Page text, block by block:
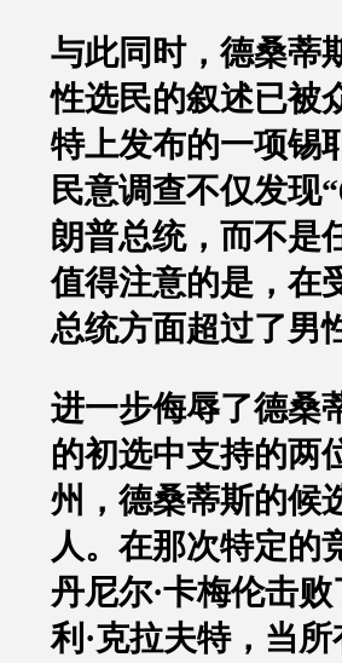
与此同时，德桑蒂
性选民的叙述已被
特上发布的一项锡
民意调查不仅发现
朗普总统，而不是
值得注意的是，在
总统方面超过了男
进一步侮辱了德桑
的初选中支持的两
州，德桑蒂斯的候
人。在那次特定的
丹尼尔·卡梅伦击
利 ·克拉夫特，当